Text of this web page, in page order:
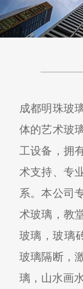
成都明珠玻
体的艺术玻
工设备，拥
术支持、专
系。本公司
术玻璃，教
玻璃，玻璃
玻璃隔断，
璃，山水画